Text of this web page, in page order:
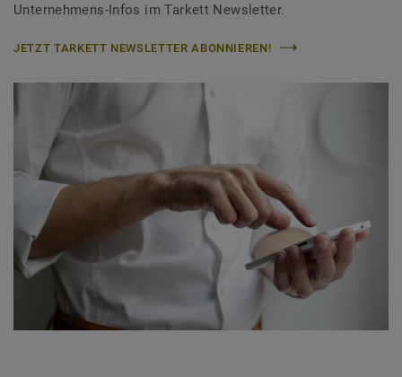
Unternehmens-Infos im Tarkett Newsletter.
JETZT TARKETT NEWSLETTER ABONNIEREN!